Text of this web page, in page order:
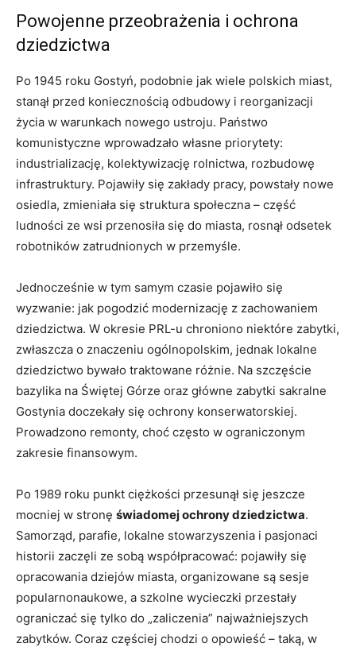
Powojenne przeobrażenia i ochrona
dziedzictwa
Po 1945 roku Gostyń, podobnie jak wiele polskich miast,
stanął przed koniecznością odbudowy i reorganizacji
życia w warunkach nowego ustroju. Państwo
komunistyczne wprowadzało własne priorytety:
industrializację, kolektywizację rolnictwa, rozbudowę
infrastruktury. Pojawiły się zakłady pracy, powstały nowe
osiedla, zmieniała się struktura społeczna – część
ludności ze wsi przenosiła się do miasta, rosnął odsetek
robotników zatrudnionych w przemyśle.
Jednocześnie w tym samym czasie pojawiło się
wyzwanie: jak pogodzić modernizację z zachowaniem
dziedzictwa. W okresie PRL-u chroniono niektóre zabytki,
zwłaszcza o znaczeniu ogólnopolskim, jednak lokalne
dziedzictwo bywało traktowane różnie. Na szczęście
bazylika na Świętej Górze oraz główne zabytki sakralne
Gostynia doczekały się ochrony konserwatorskiej.
Prowadzono remonty, choć często w ograniczonym
zakresie finansowym.
Po 1989 roku punkt ciężkości przesunął się jeszcze
mocniej w stronę świadomej ochrony dziedzictwa.
Samorząd, parafie, lokalne stowarzyszenia i pasjonaci
historii zaczęli ze sobą współpracować: pojawiły się
opracowania dziejów miasta, organizowane są sesje
popularnonaukowe, a szkolne wycieczki przestały
ograniczać się tylko do „zaliczenia” najważniejszych
zabytków. Coraz częściej chodzi o opowieść – taką, w